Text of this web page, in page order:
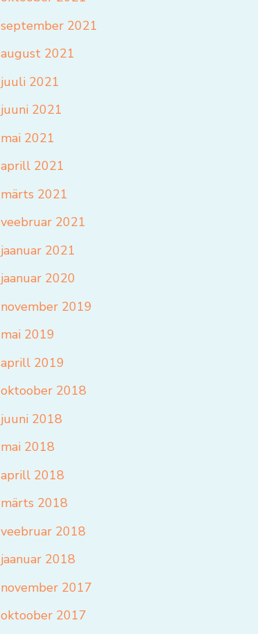
september 2021
august 2021
juuli 2021
juuni 2021
mai 2021
aprill 2021
märts 2021
veebruar 2021
jaanuar 2021
jaanuar 2020
november 2019
mai 2019
aprill 2019
oktoober 2018
juuni 2018
mai 2018
aprill 2018
märts 2018
veebruar 2018
jaanuar 2018
november 2017
oktoober 2017